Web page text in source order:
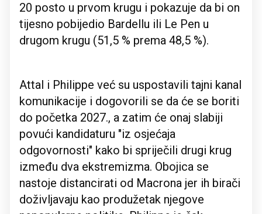
20 posto u prvom krugu i pokazuje da bi on
tijesno pobijedio Bardellu ili Le Pen u
drugom krugu (51,5 % prema 48,5 %).
Attal i Philippe već su uspostavili tajni kanal
komunikacije i dogovorili se da će se boriti
do početka 2027., a zatim će onaj slabiji
povući kandidaturu "iz osjećaja
odgovornosti" kako bi spriječili drugi krug
između dva ekstremizma. Obojica se
nastoje distancirati od Macrona jer ih birači
doživljavaju kao produžetak njegove